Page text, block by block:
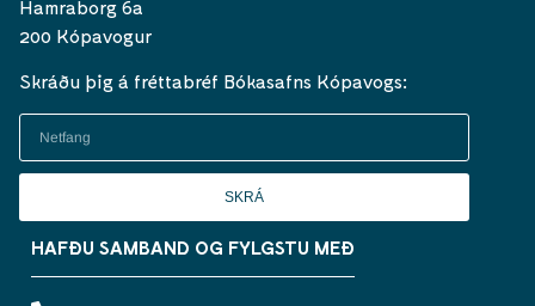
Hamraborg 6a
200 Kópavogur
Skráðu þig á fréttabréf Bókasafns Kópavogs:
SKRÁ
HAFÐU SAMBAND OG FYLGSTU MEÐ